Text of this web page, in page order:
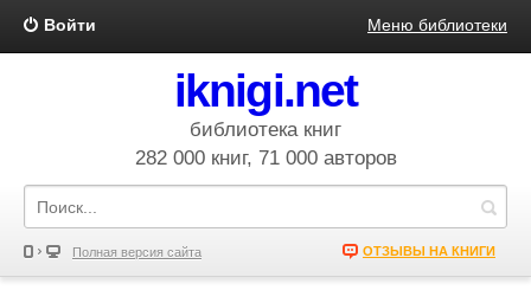
Войти Меню библиотеки
iknigi.net
библиотека книг
282 000 книг, 71 000 авторов
Полная версия сайта ОТЗЫВЫ НА КНИГИ